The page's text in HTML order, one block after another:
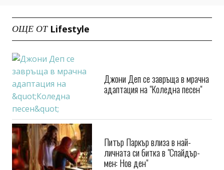
ОЩЕ ОТ Lifestyle
Джони Деп се завръща в мрачна
адаптация на "Коледна песен"
Питър Паркър влиза в най-
личната си битка в "Спайдър-
мен: Нов ден"